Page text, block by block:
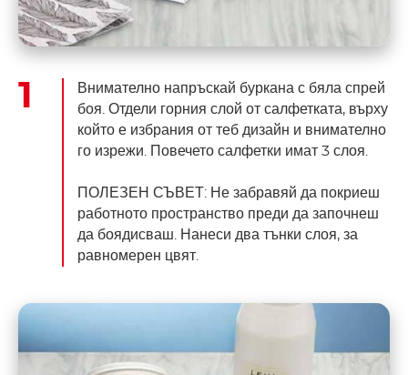
Внимателно напръскай буркана с бяла спрей
боя. Отдели горния слой от салфетката, върху
който е избрания от теб дизайн и внимателно
го изрежи. Повечето салфетки имат 3 слоя.
ПОЛЕЗЕН СЪВЕТ: Не забравяй да покриеш
работното пространство преди да започнеш
да боядисваш. Нанеси два тънки слоя, за
равномерен цвят.